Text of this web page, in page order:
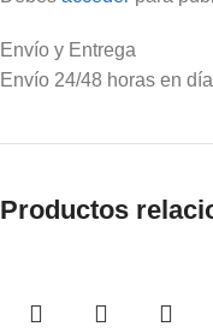
Envío y Entrega
Envío 24/48 horas en
Productos